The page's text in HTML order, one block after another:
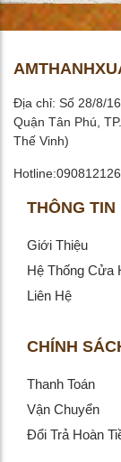
Địa chỉ: Số 28/8/
Quận Tân Phú,
Thế Vinh)
THÔNG TIN
Giới Thiệu
Hệ Thống Cửa
Liên Hệ
CHÍNH
Thanh Toán
Vận Chuyển
Đổi Trả Hoàn